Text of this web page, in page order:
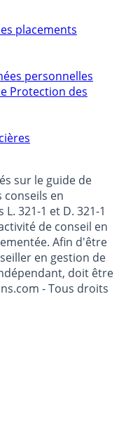
placements
personnelles
Protection des
sur le guide de
en
321-1 et D. 321-1
de conseil en
Afin d'être
en gestion de
doit être
- Tous droits